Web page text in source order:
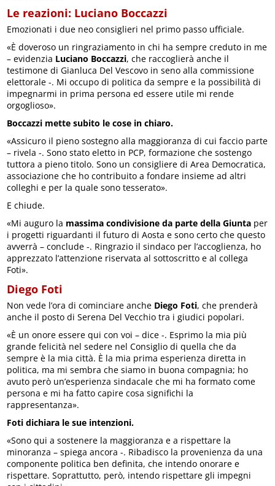
Le reazioni: Luciano Boccazzi
Emozionati i due neo consiglieri nel primo passo ufficiale.
«È doveroso un ringraziamento in chi ha sempre creduto in me
– evidenzia Luciano Boccazzi, che raccoglierà anche il
testimone di Gianluca Del Vescovo in seno alla commissione
elettorale -. Mi occupo di politica da sempre e la possibilità di
impegnarmi in prima persona ed essere utile mi rende
orgoglioso».
Boccazzi mette subito le cose in chiaro.
«Assicuro il pieno sostegno alla maggioranza di cui faccio parte
– rivela -. Sono stato eletto in PCP, formazione che sostengo
tuttora a pieno titolo. Sono un consigliere di Area Democratica,
associazione che ho contribuito a fondare insieme ad altri
colleghi e per la quale sono tesserato».
E chiude.
«Mi auguro la massima condivisione da parte della Giunta per
i progetti riguardanti il futuro di Aosta e sono certo che questo
avverrà – conclude -. Ringrazio il sindaco per l’accoglienza, ho
apprezzato l’attenzione riservata al sottoscritto e al collega
Foti».
Diego Foti
Non vede l’ora di cominciare anche Diego Foti, che prenderà
anche il posto di Serena Del Vecchio tra i giudici popolari.
«È un onore essere qui con voi – dice -. Esprimo la mia più
grande felicità nel sedere nel Consiglio di quella che da
sempre è la mia città. È la mia prima esperienza diretta in
politica, ma mi sembra che siamo in buona compagnia; ho
avuto però un’esperienza sindacale che mi ha formato come
persona e mi ha fatto capire cosa significhi la
rappresentanza».
Foti dichiara le sue intenzioni.
«Sono qui a sostenere la maggioranza e a rispettare la
minoranza – spiega ancora -. Ribadisco la provenienza da una
componente politica ben definita, che intendo onorare e
rispettare. Soprattutto, però, intendo rispettare gli impegni